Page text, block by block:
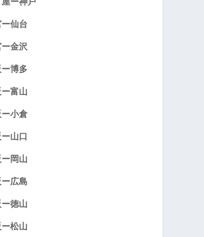
仙台
金沢
博多
富山
小倉
山口
岡山
広島
徳山
松山